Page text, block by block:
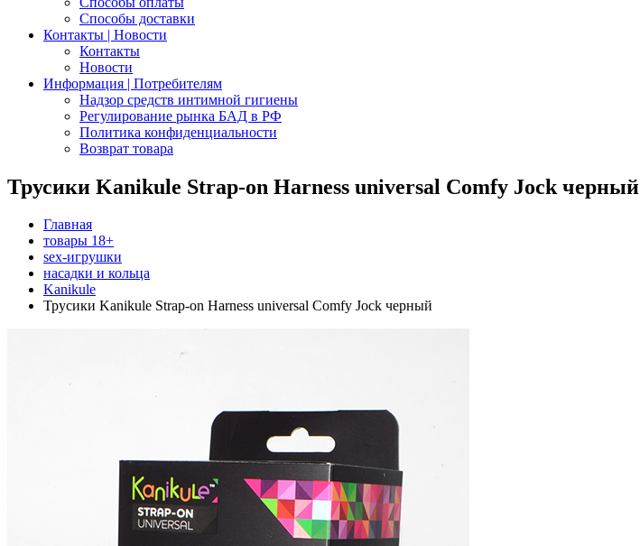
Способы доставки
Контакты | Новости
Контакты
Новости
Информация | Потребителям
Надзор средств интимной гигиены
Регулирование рынка БАД в РФ
Политика конфиденциальности
Возврат товара
Трусики Kanikule Strap-on Harness universal Comfy Jock черный
Главная
товары 18+
sex-игрушки
насадки и кольца
Kanikule
Трусики Kanikule Strap-on Harness universal Comfy Jock черный